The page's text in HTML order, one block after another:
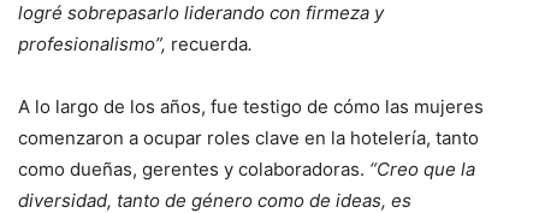
logré sobrepasarlo liderando con firmeza y
profesionalismo”, recuerda.
A lo largo de los años, fue testigo de cómo las mujeres
comenzaron a ocupar roles clave en la hotelería, tanto
como dueñas, gerentes y colaboradoras. “Creo que la
diversidad, tanto de género como de ideas, es